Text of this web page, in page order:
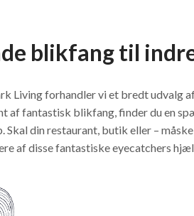
blikfang til
Living forhandler vi et bredt udvalg
af fantastisk blikfang, finder du en
Skal din restaurant, butik eller –
af disse fantastiske eyecatchers